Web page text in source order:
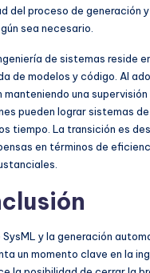
del proceso de generación
sea necesario.
de sistemas reside
de modelos y código. Al
una supervisión
pueden lograr sistemas
tiempo. La transición es
en términos de
SysML y la generación
un momento clave en la